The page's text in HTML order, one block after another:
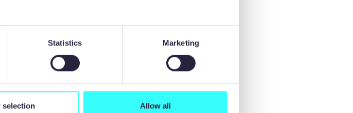
Statistics Marketing
selection Allow all
de Precision Micro en los
visite
www.precisionmicro.com